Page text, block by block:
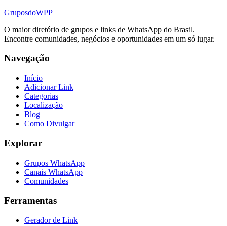
GruposdoWPP
O maior diretório de grupos e links de WhatsApp do Brasil.
Encontre comunidades, negócios e oportunidades em um só lugar.
Navegação
Início
Adicionar Link
Categorias
Localização
Blog
Como Divulgar
Explorar
Grupos WhatsApp
Canais WhatsApp
Comunidades
Ferramentas
Gerador de Link